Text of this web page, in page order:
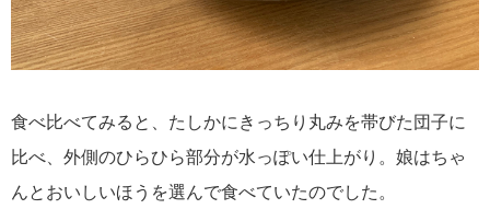
食べ比べてみると、たしかにきっちり丸みを帯びた団子に
比べ、外側のひらひら部分が水っぽい仕上がり。娘はちゃ
んとおいしいほうを選んで食べていたのでした。